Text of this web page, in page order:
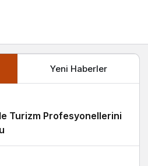
Yeni Haberler
Turizm Profesyonellerini